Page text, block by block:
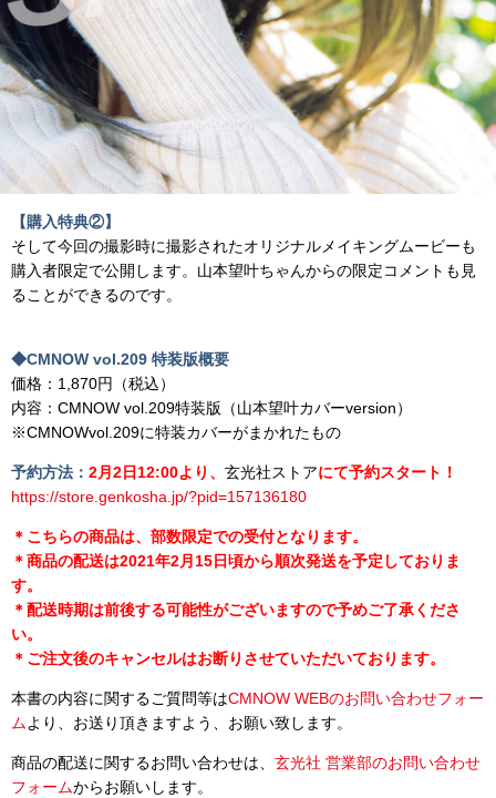
【購入特典②】
そして今回の撮影時に撮影されたオリジナルメイキングムービーも
購入者限定で公開します。山本望叶ちゃんからの限定コメントも見
ることができるのです。
◆CMNOW vol.209 特装版概要
価格：1,870円（税込）
内容：CMNOW vol.209特装版（山本望叶カバーversion）
※CMNOWvol.209に特装カバーがまかれたもの
予約方法： 2月2日12:00より、 玄光社ストアにて予約スタート！
https://store.genkosha.jp/?pid=157136180
＊こちらの商品は、部数限定での受付となります。
＊商品の配送は2021年2月15日頃から順次発送を予定しておりま
す。
＊配送時期は前後する可能性がございますので予めご了承くださ
い。
＊ご注文後のキャンセルはお断りさせていただいております。
本書の内容に関するご質問等はCMNOW WEBのお問い合わせフォー
ムより、お送り頂きますよう、お願い致します。
商品の配送に関するお問い合わせは、 玄光社 営業部のお問い合わせ
フォームからお願いします。